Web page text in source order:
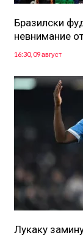
Бразилски
невнимание
16:30, 09 август
Лукаку